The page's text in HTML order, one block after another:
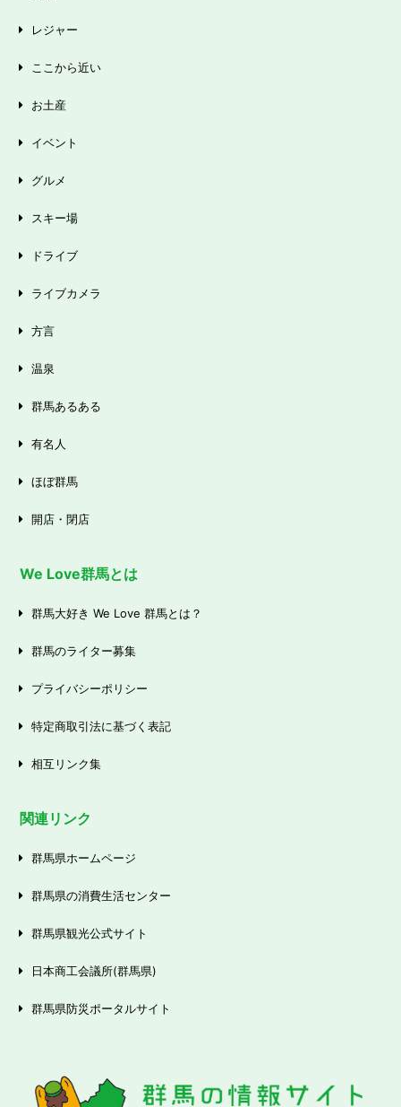
レジャー
ここから近い
お土産
イベント
グルメ
スキー場
ドライブ
ライブカメラ
方言
温泉
群馬あるある
有名人
ほぼ群馬
開店・閉店
We Love群馬とは
群馬大好き We Love 群馬とは？
群馬のライター募集
プライバシーポリシー
特定商取引法に基づく表記
相互リンク集
関連リンク
群馬県ホームページ
群馬県の消費生活センター
群馬県観光公式サイト
日本商工会議所(群馬県)
群馬県防災ポータルサイト